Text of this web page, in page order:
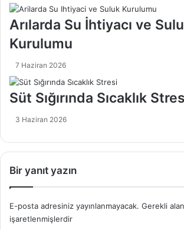
n
ş
e
a
r
ı
y
o
m
?
a
l
k
e
i
Arılarda Su İhtiyacı ve
Kurulumu
7 Haziran 2026
Süt Sığırında Sıcaklık
3 Haziran 2026
Bir yanıt yazın
E-posta adresiniz yayınlanmayacak. Gerekli
işaretlenmişlerdir